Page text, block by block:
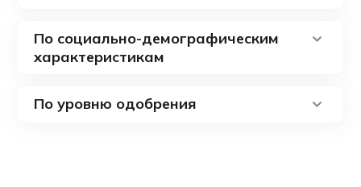
По социально-демографическим
характеристикам
По уровню одобрения